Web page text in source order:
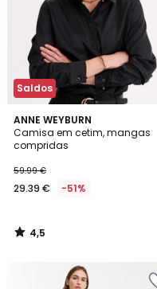
Saldos
ANNE WEYBURN
Camisa em cetim, mangas
compridas
59.99 €
29.39 € -51%
4,5
/ 5
4,5
/